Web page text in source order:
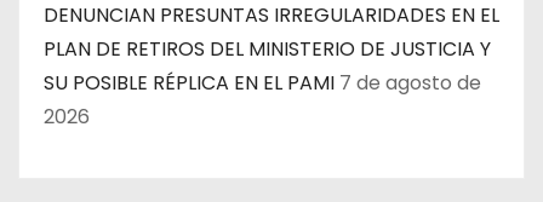
DENUNCIAN PRESUNTAS IRREGULARIDADES EN EL
PLAN DE RETIROS DEL MINISTERIO DE JUSTICIA Y
SU POSIBLE RÉPLICA EN EL PAMI 7 de agosto de
2026